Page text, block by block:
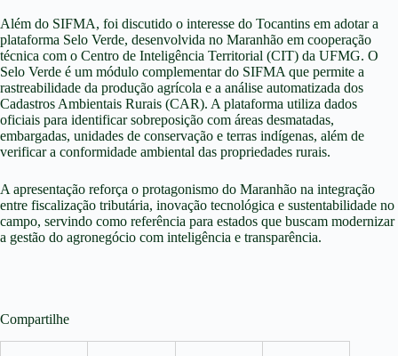
Além do SIFMA, foi discutido o interesse do Tocantins em adotar a
plataforma Selo Verde, desenvolvida no Maranhão em cooperação
técnica com o Centro de Inteligência Territorial (CIT) da UFMG. O
Selo Verde é um módulo complementar do SIFMA que permite a
rastreabilidade da produção agrícola e a análise automatizada dos
Cadastros Ambientais Rurais (CAR). A plataforma utiliza dados
oficiais para identificar sobreposição com áreas desmatadas,
embargadas, unidades de conservação e terras indígenas, além de
verificar a conformidade ambiental das propriedades rurais.
A apresentação reforça o protagonismo do Maranhão na integração
entre fiscalização tributária, inovação tecnológica e sustentabilidade no
campo, servindo como referência para estados que buscam modernizar
a gestão do agronegócio com inteligência e transparência.
Compartilhe